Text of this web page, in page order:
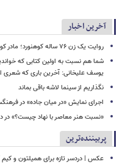
آخرین اخبار
روایت یک زن ۷۶ ساله کوهنورد؛ مادر کوهستان کیست؟
شما هم نسبت به اولین کتابی که
یوسف علیخانی: آخرین باری که شعری
نگذاریم از سینما لاشه باقی بماند
اجرای نمایش «در میان جاده» در
«نسبت هنر معاصر با نهاد چیست؟»
پربیننده‌ترین
عکس | دردسر تازه برای همیلتون و